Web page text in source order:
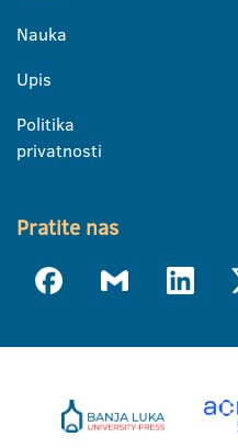
Nauka
Upis
Politika
privatnosti
Pratite nas